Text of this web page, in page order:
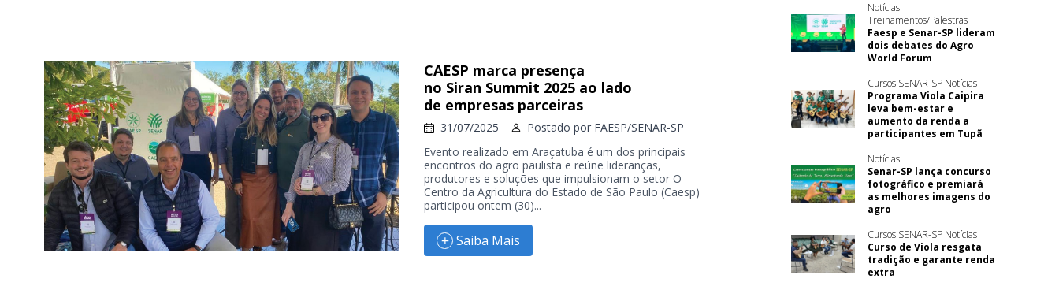
CAESP marca presença
no Siran Summit 2025 ao lado
de empresas parceiras
31/07/2025 Postado por FAESP/SENAR-SP
Evento realizado em Araçatuba é um dos principais
encontros do agro paulista e reúne lideranças,
produtores e soluções que impulsionam o setor O
Centro da Agricultura do Estado de São Paulo (Caesp)
participou ontem (30)...
Saiba Mais
Notícias
Treinamentos/Palestras
Faesp e Senar-SP lideram
dois debates do Agro
World Forum
Cursos SENAR-SP Notícias
Programa Viola Caipira
leva bem-estar e
aumento da renda a
participantes em Tupã
Notícias
Senar-SP lança concurso
fotográfico e premiará
as melhores imagens do
agro
Cursos SENAR-SP Notícias
Curso de Viola resgata
tradição e garante renda
extra